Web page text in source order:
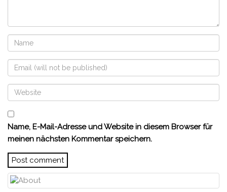
Name, E-Mail-Adresse und Website in diesem Browser für
meinen nächsten Kommentar speichern.